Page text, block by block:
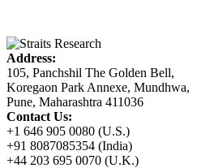
Address:
105, Panchshil The Golden Bell,
Koregaon Park Annexe, Mundhwa,
Pune, Maharashtra 411036
Contact Us:
+1 646 905 0080 (U.S.)
+91 8087085354 (India)
+44 203 695 0070 (U.K.)